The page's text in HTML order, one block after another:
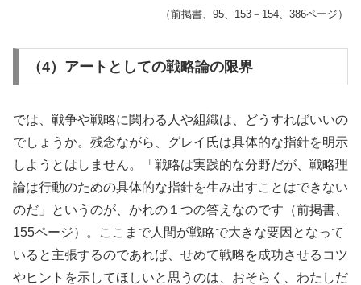
（前掲書、95、153－154、386ページ）
（4）アートとしての戦略論の限界
では、戦争や戦略に関わる人や組織は、どうすればいいの
でしょうか。残念ながら、グレイ氏は具体的な指針を明示
しようとはしません。「戦略は実践的な分野だが、戦略理
論は行動のための具体的な指針を生み出すことはできない
のだ」というのが、かれの１つの答えなのです（前掲書、
155ページ）。ここまで人間が戦略で大きな要因となって
いると主張するのであれば、せめて戦略を成功させるコツ
やヒントを示してほしいと思うのは、おそらく、わたしだ